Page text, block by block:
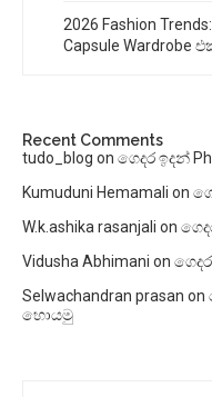
2026 Fashion
Capsule
Recent Comments
tudo_blog on ගෙදර ඉදන්
Kumuduni Hemamali on
W.k.ashika rasanjali on
Vidusha Abhimani on
Selwachandran prasan on
හොයමු